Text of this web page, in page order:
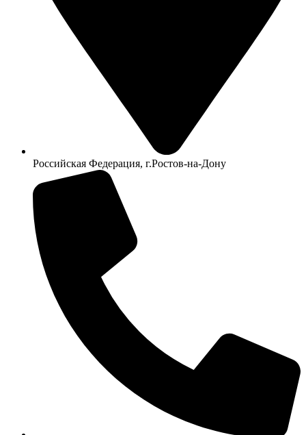
Российская Федерация, г.Ростов-на-Дону